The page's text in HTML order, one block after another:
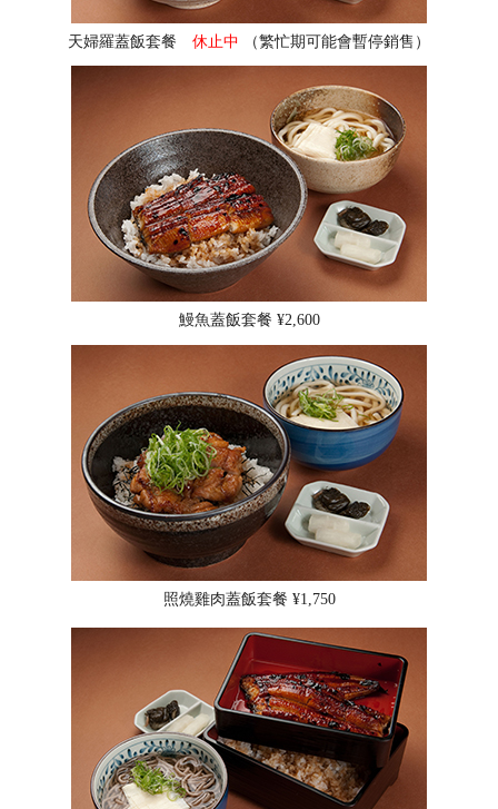
天婦羅蓋飯套餐 休止中 （繁忙期可能會暫停銷售）
鰻魚蓋飯套餐 ¥2,600
照燒雞肉蓋飯套餐 ¥1,750